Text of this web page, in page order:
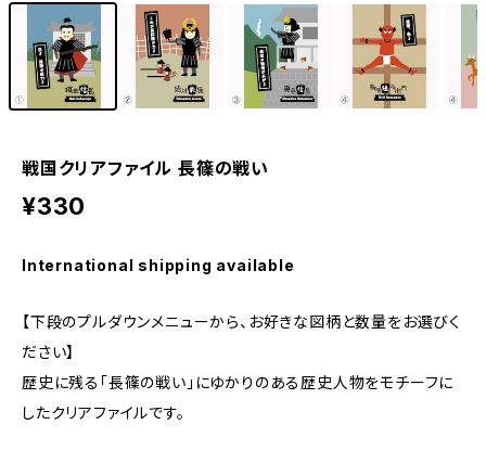
戦国クリアファイル 長篠の戦い
¥330
International shipping available
【下段のプルダウンメニューから、お好きな図柄と数量をお選びく
ださい】
歴史に残る「長篠の戦い」にゆかりのある歴史人物をモチーフに
したクリアファイルです。